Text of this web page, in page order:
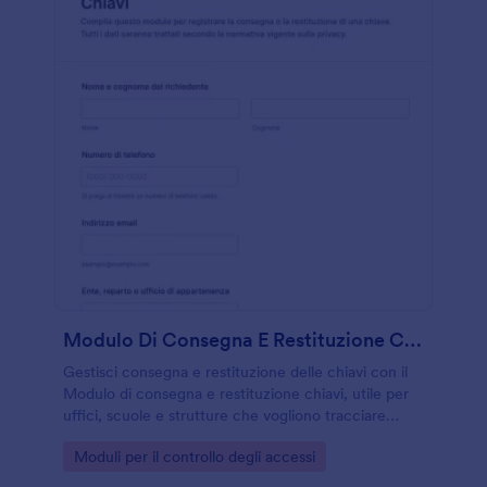
Modulo Di Consegna E Restituzione Chiavi
Gestisci consegna e restituzione delle chiavi con il
Modulo di consegna e restituzione chiavi, utile per
uffici, scuole e strutture che vogliono tracciare
Go to Category:
Moduli per il controllo degli accessi